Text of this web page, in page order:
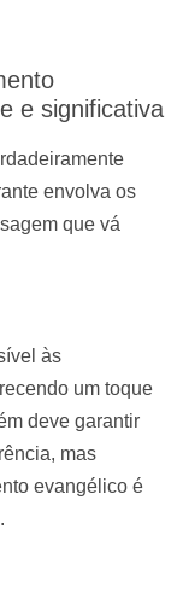
e significativa
envolva os
que vá
às
um toque
deve garantir
mas
evangélico é